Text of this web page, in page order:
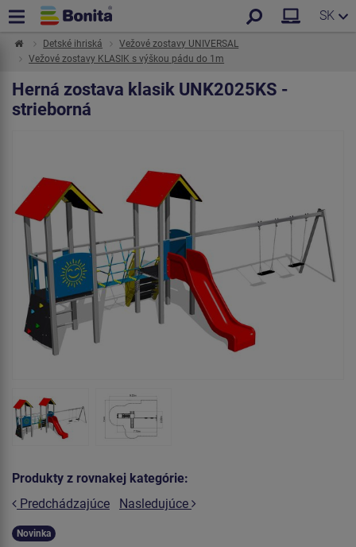
SK
Detské ihriská
Vežové zostavy UNIVERSAL
Vežové zostavy KLASIK s výškou pádu do 1m
Herná zostava klasik UNK2025KS -
strieborná
Produkty z rovnakej kategórie:
Predchádzajúce
Nasledujúce
Novinka